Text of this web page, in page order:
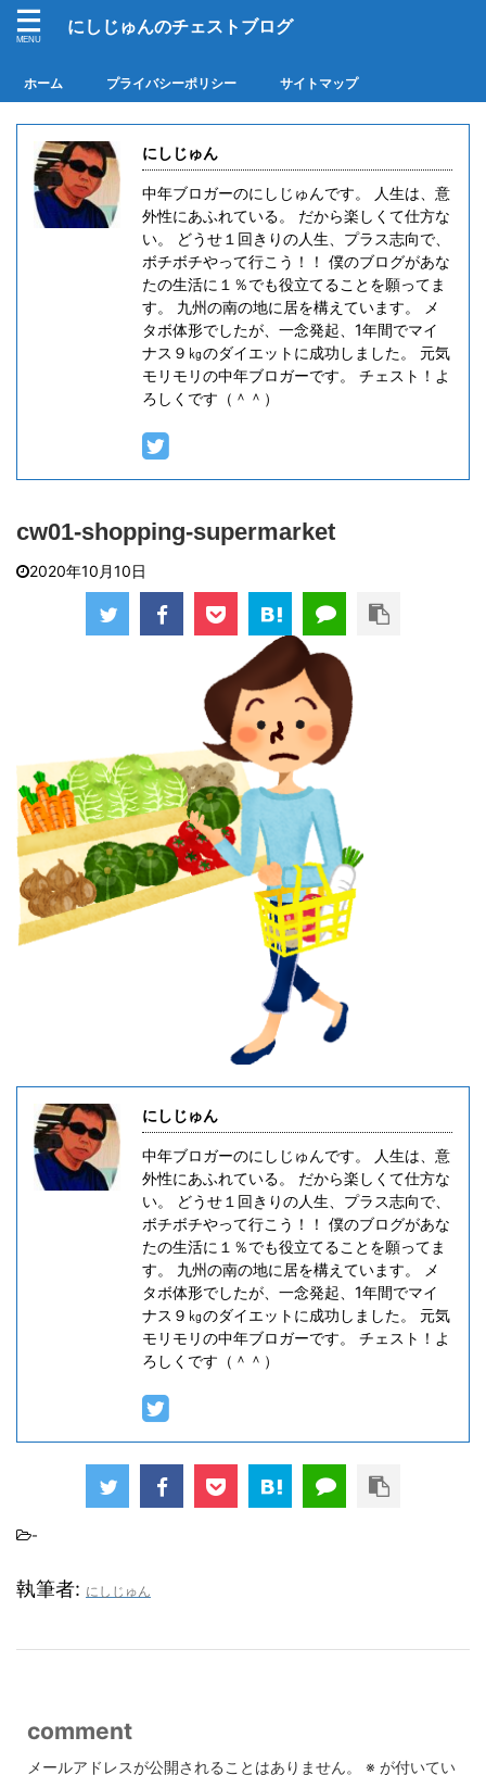
にしじゅんのチェストブログ
ホーム プライバシーポリシー サイトマップ
にしじゅん
中年ブロガーのにしじゅんです。 人生は、意
外性にあふれている。 だから楽しくて仕方な
い。 どうせ１回きりの人生、プラス志向で、
ボチボチやって行こう！！ 僕のブログがあな
たの生活に１％でも役立てることを願ってま
す。 九州の南の地に居を構えています。 メ
タボ体形でしたが、一念発起、1年間でマイ
ナス９㎏のダイエットに成功しました。 元気
モリモリの中年ブロガーです。 チェスト！よ
ろしくです（＾＾）
cw01-shopping-supermarket
2020年10月10日
にしじゅん
中年ブロガーのにしじゅんです。 人生は、意
外性にあふれている。 だから楽しくて仕方な
い。 どうせ１回きりの人生、プラス志向で、
ボチボチやって行こう！！ 僕のブログがあな
たの生活に１％でも役立てることを願ってま
す。 九州の南の地に居を構えています。 メ
タボ体形でしたが、一念発起、1年間でマイ
ナス９㎏のダイエットに成功しました。 元気
モリモリの中年ブロガーです。 チェスト！よ
ろしくです（＾＾）
-
執筆者: にしじゅん
comment
メールアドレスが公開されることはありません。 ※ が付いてい